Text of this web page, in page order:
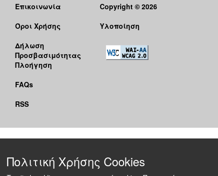
Επικοινωνία
Όροι Χρήσης
Δήλωση
Προσβασιμότητας
Πλοήγηση
FAQs
RSS
Copyright © 2026
Υλοποίηση
Πολιτική Χρήσης Cookies